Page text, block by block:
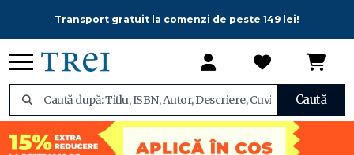
Transport gratuit la comenzi de peste 149 lei!
Caută